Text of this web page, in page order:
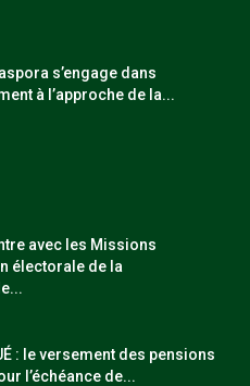
s’engage dans
à l’approche de la...
avec les Missions
électorale de la
: le versement des pensions
l’échéance de...